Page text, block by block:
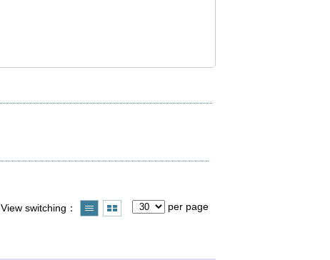
View switching per page